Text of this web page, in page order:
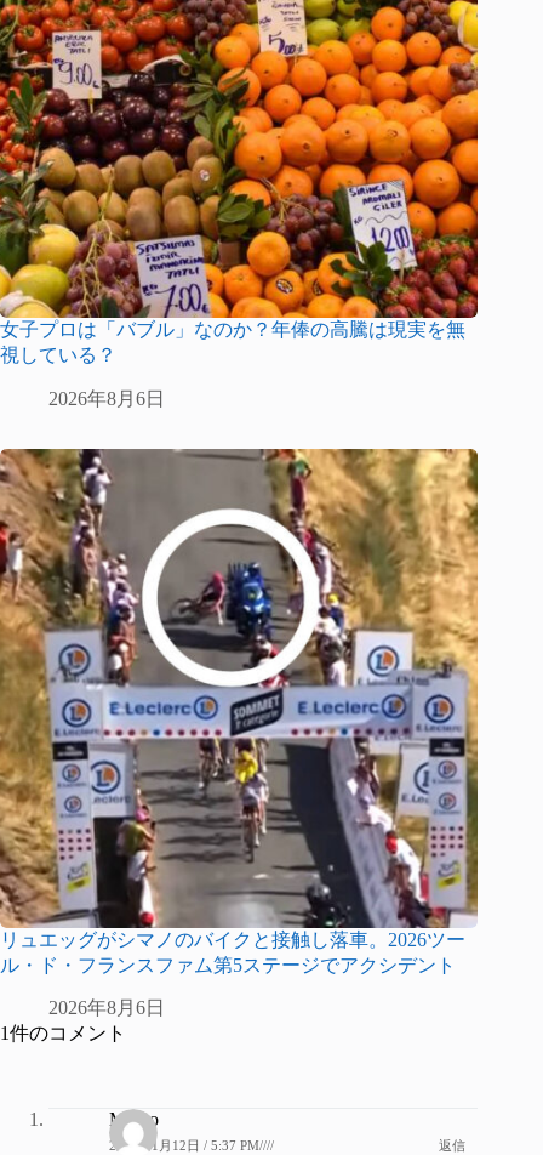
女子プロは「バブル」なのか？年俸の高騰は現実を無
視している？
2026年8月6日
リュエッグがシマノのバイクと接触し落車。2026ツー
ル・ド・フランスファム第5ステージでアクシデント
2026年8月6日
1件のコメント
Marco
2021年1月12日 / 5:37 PM//// 返信